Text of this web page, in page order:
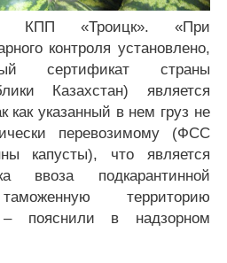
КПП «Троицк». «При
контроля установлено,
сертификат страны
Казахстан) является
как указанный в нем груз не
перевозимому (ФСС
капусты), что является
ввоза подкарантинной
территорию
– пояснили в надзорном